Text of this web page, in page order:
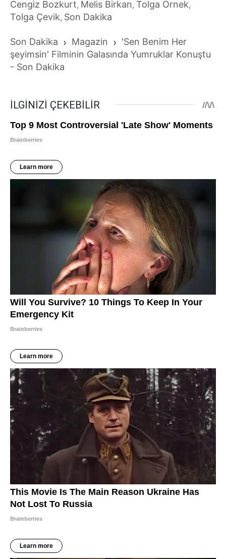
Cengiz Bozkurt, Melis Birkan, Tolga Örnek,
Tolga Çevik, Son Dakika
Son Dakika › Magazin › 'Sen Benim Her
şeyimsin' Filminin Galasında Yumruklar Konuştu
- Son Dakika